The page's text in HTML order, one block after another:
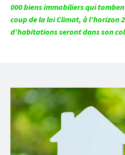
000 biens immobiliers qui
coup de la loi Climat, à l’horizon
d’habitations seront dans son